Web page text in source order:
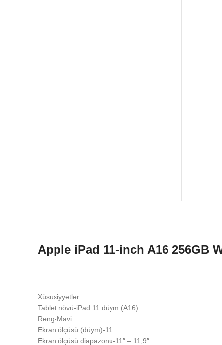
Apple iPad 11-inch A16 256GB
Xüsusiyyətlər
Tablet növü-iPad 11 düym (A16)
Rəng-Mavi
Ekran ölçüsü (düym)-11
Ekran ölçüsü diapazonu-11″ – 11,9″